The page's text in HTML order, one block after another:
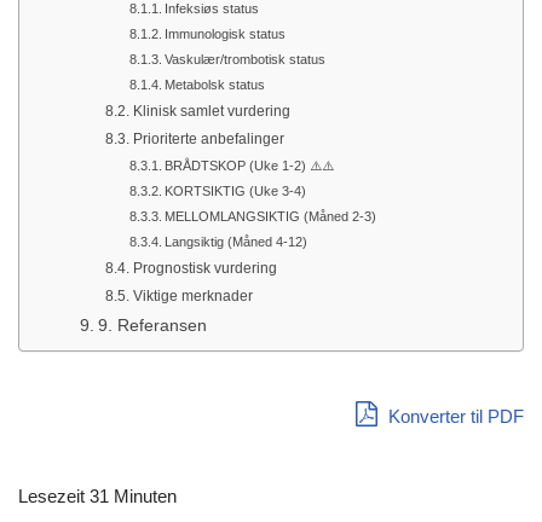
Infeksiøs status
Immunologisk status
Vaskulær/trombotisk status
Metabolsk status
Klinisk samlet vurdering
Prioriterte anbefalinger
BRÅDTSKOP (Uke 1-2) ⚠️⚠️
KORTSIKTIG (Uke 3-4)
MELLOMLANGSIKTIG (Måned 2-3)
Langsiktig (Måned 4-12)
Prognostisk vurdering
Viktige merknader
9. Referansen
Konverter til PDF
Lesezeit 31 Minuten